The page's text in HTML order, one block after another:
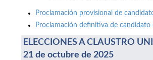
Proclamación provisional de
Proclamación definitiva de candidato
ELECCIONES A CLAUSTRO
21 de octubre de 2025